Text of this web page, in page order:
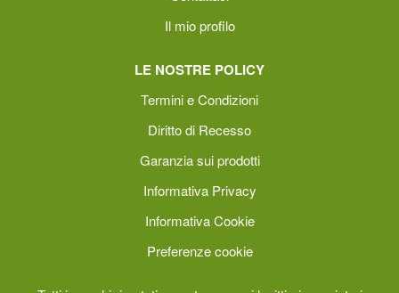
Il mio profilo
LE NOSTRE POLICY
Termini e Condizioni
Diritto di Recesso
Garanzia sui prodotti
Informativa Privacy
Informativa Cookie
Preferenze cookie